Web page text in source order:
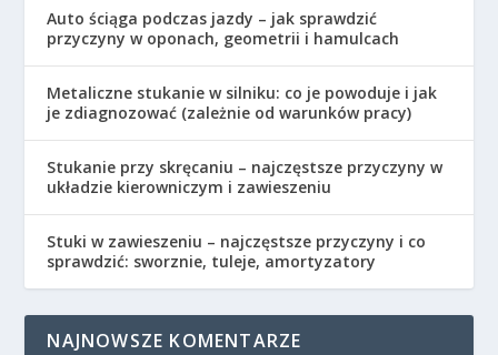
Auto ściąga podczas jazdy – jak sprawdzić
przyczyny w oponach, geometrii i hamulcach
Metaliczne stukanie w silniku: co je powoduje i jak
je zdiagnozować (zależnie od warunków pracy)
Stukanie przy skręcaniu – najczęstsze przyczyny w
układzie kierowniczym i zawieszeniu
Stuki w zawieszeniu – najczęstsze przyczyny i co
sprawdzić: sworznie, tuleje, amortyzatory
NAJNOWSZE KOMENTARZE